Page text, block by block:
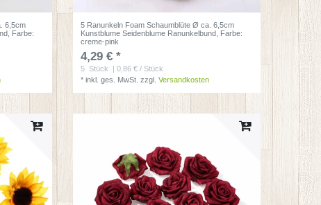
6,5cm
, Farbe:
5 Ranunkeln Foam Schaumblüte Ø ca. 6,5cm
Kunstblume Seidenblume Ranunkelbund , Farbe:
creme-pink
4,29 € *
5 Stück
| 0,86 € / Stück
*inkl. ges. MwSt. zzgl.Versandkosten